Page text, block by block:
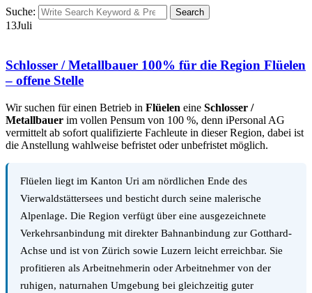
Suche: Search
13Juli
Schlosser / Metallbauer 100% für die Region Flüelen
– offene Stelle
Wir suchen für einen Betrieb in Flüelen eine Schlosser /
Metallbauer im vollen Pensum von 100 %, denn iPersonal AG
vermittelt ab sofort qualifizierte Fachleute in dieser Region, dabei ist
die Anstellung wahlweise befristet oder unbefristet möglich.
Flüelen liegt im Kanton Uri am nördlichen Ende des
Vierwaldstättersees und besticht durch seine malerische
Alpenlage. Die Region verfügt über eine ausgezeichnete
Verkehrsanbindung mit direkter Bahnanbindung zur Gotthard-
Achse und ist von Zürich sowie Luzern leicht erreichbar. Sie
profitieren als Arbeitnehmerin oder Arbeitnehmer von der
ruhigen, naturnahen Umgebung bei gleichzeitig guter